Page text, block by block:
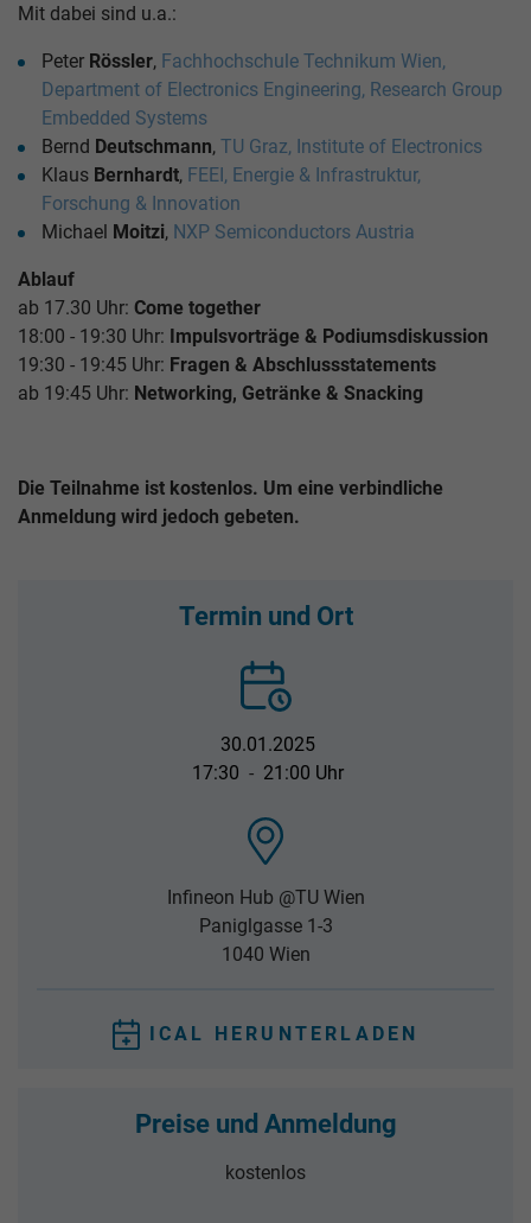
Mit dabei sind u.a.:
Peter Rössler, Fachhochschule Technikum Wien,
Department of Electronics Engineering, Research Group
Embedded Systems
Bernd Deutschmann, TU Graz, Institute of Electronics
Klaus Bernhardt, FEEI, Energie & Infrastruktur,
Forschung & Innovation
Michael Moitzi, NXP Semiconductors Austria
Ablauf
ab 17.30 Uhr: Come together
18:00 - 19:30 Uhr: Impulsvorträge & Podiumsdiskussion
19:30 - 19:45 Uhr: Fragen & Abschlussstatements
ab 19:45 Uhr: Networking, Getränke & Snacking
Die Teilnahme ist kostenlos. Um eine verbindliche
Anmeldung wird jedoch gebeten.
Termin und Ort
30.01.2025
17:30 - 21:00 Uhr
Infineon Hub @TU Wien
Paniglgasse 1-3
1040 Wien
ICAL HERUNTERLADEN
Preise und Anmeldung
kostenlos